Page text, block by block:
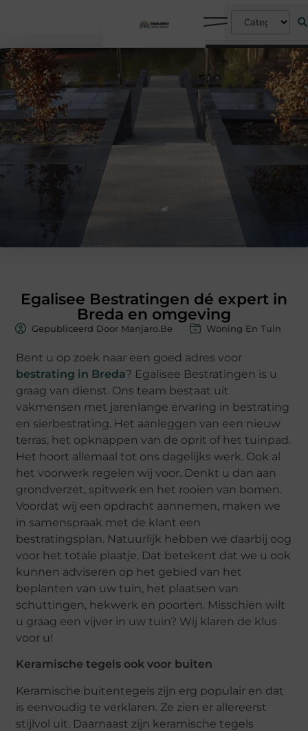
Egalisee Bestratingen dé expert in
Breda en omgeving
Gepubliceerd Door Manjaro.be Woning En Tuin
Bent u op zoek naar een goed adres voor
bestrating in Breda? Egalisee Bestratingen is u
graag van dienst. Ons team bestaat uit
vakmensen met jarenlange ervaring in bestrating
en sierbestrating. Het aanleggen van een nieuw
terras, het opknappen van de oprit of het tuinpad.
Het hoort allemaal tot ons dagelijks werk. Ook al
het voorwerk regelen wij voor. Denkt u dan aan
grondverzet, spitwerk en het rooien van bomen.
Voordat wij een opdracht aannemen, maken we
in samenspraak met de klant een
bestratingsplan. Natuurlijk hebben we daarbij oog
voor het totale plaatje. Dat betekent dat we u ook
kunnen adviseren op het gebied van het
beplanten van uw tuin, het plaatsen van
schuttingen, hekwerk en poorten. Misschien wilt
u graag een vijver in uw tuin? Wij klaren de klus
voor u!
Keramische tegels ook voor buiten
Keramische buitentegels zijn erg populair en dat
is eenvoudig te verklaren. Ze zien er allereerst
stijlvol uit. Daarnaast zijn keramische tegels